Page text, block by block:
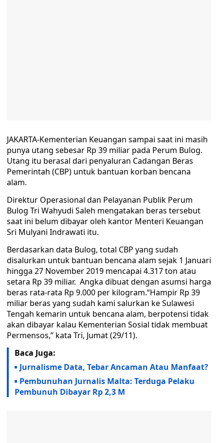
JAKARTA-Kementerian Keuangan sampai saat ini masih
punya utang sebesar Rp 39 miliar pada Perum Bulog.
Utang itu berasal dari penyaluran Cadangan Beras
Pemerintah (CBP) untuk bantuan korban bencana
alam.
Direktur Operasional dan Pelayanan Publik Perum
Bulog Tri Wahyudi Saleh mengatakan beras tersebut
saat ini belum dibayar oleh kantor Menteri Keuangan
Sri Mulyani Indrawati itu.
Berdasarkan data Bulog, total CBP yang sudah
disalurkan untuk bantuan bencana alam sejak 1 Januari
hingga 27 November 2019 mencapai 4.317 ton atau
setara Rp 39 miliar. Angka dibuat dengan asumsi harga
beras rata-rata Rp 9.000 per kilogram.“Hampir Rp 39
miliar beras yang sudah kami salurkan ke Sulawesi
Tengah kemarin untuk bencana alam, berpotensi tidak
akan dibayar kalau Kementerian Sosial tidak membuat
Permensos,” kata Tri, Jumat (29/11).
Baca Juga:
Jurnalisme Data, Tebar Ancaman Atau Manfaat?
Pembunuhan Jurnalis Malta: Terduga Pelaku
Pembunuh Dibayar Rp 2,3 M